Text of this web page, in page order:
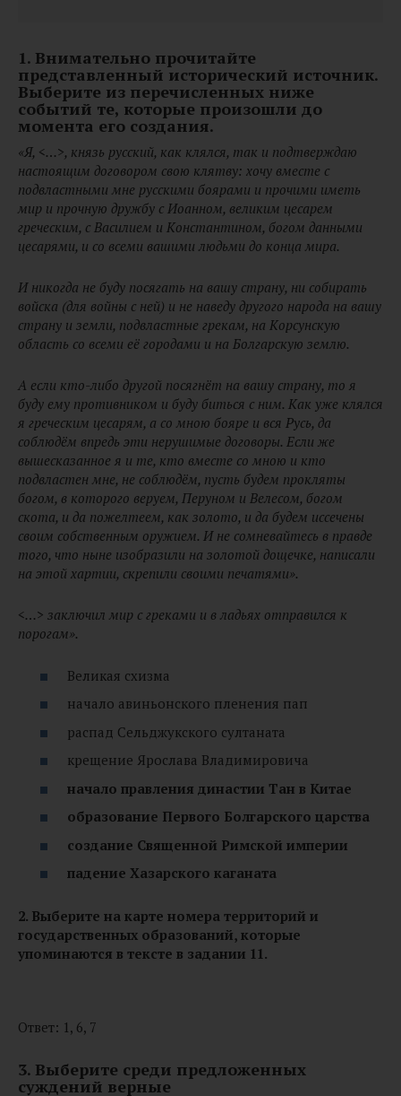
1. Внимательно прочитайте
представленный исторический источник.
Выберите из перечисленных ниже
событий те, которые произошли до
момента его создания.
«Я, <…>, князь русский, как клялся, так и подтверждаю
настоящим договором свою клятву: хочу вместе с
подвластными мне русскими боярами и прочими иметь
мир и прочную дружбу с Иоанном, великим цесарем
греческим, с Василием и Константином, богом данными
цесарями, и со всеми вашими людьми до конца мира.
И никогда не буду посягать на вашу страну, ни собирать
войска (для войны с ней) и не наведу другого народа на вашу
страну и земли, подвластные грекам, на Корсунскую
область со всеми её городами и на Болгарскую землю.
А если кто-либо другой посягнёт на вашу страну, то я
буду ему противником и буду биться с ним. Как уже клялся
я греческим цесарям, а со мною бояре и вся Русь, да
соблюдём впредь эти нерушимые договоры. Если же
вышесказанное я и те, кто вместе со мною и кто
подвластен мне, не соблюдём, пусть будем прокляты
богом, в которого веруем, Перуном и Велесом, богом
скота, и да пожелтеем, как золото, и да будем иссечены
своим собственным оружием. И не сомневайтесь в правде
того, что ныне изобразили на золотой дощечке, написали
на этой хартии, скрепили своими печатями».
<…> заключил мир с греками и в ладьях отправился к
порогам».
Великая схизма
начало авиньонского пленения пап
распад Сельджукского султаната
крещение Ярослава Владимировича
начало правления династии Тан в Китае
образование Первого Болгарского царства
создание Священной Римской империи
падение Хазарского каганата
2. Выберите на карте номера территорий и
государственных образований, которые
упоминаются в тексте в задании 11.
Ответ: 1, 6, 7
3. Выберите среди предложенных
суждений верные